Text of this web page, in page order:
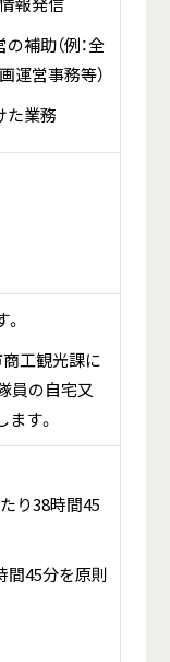
補助（例：全
運営事務等）
た業務
工観光課に
員の自宅又
す。
り38時間45
間45分を原則